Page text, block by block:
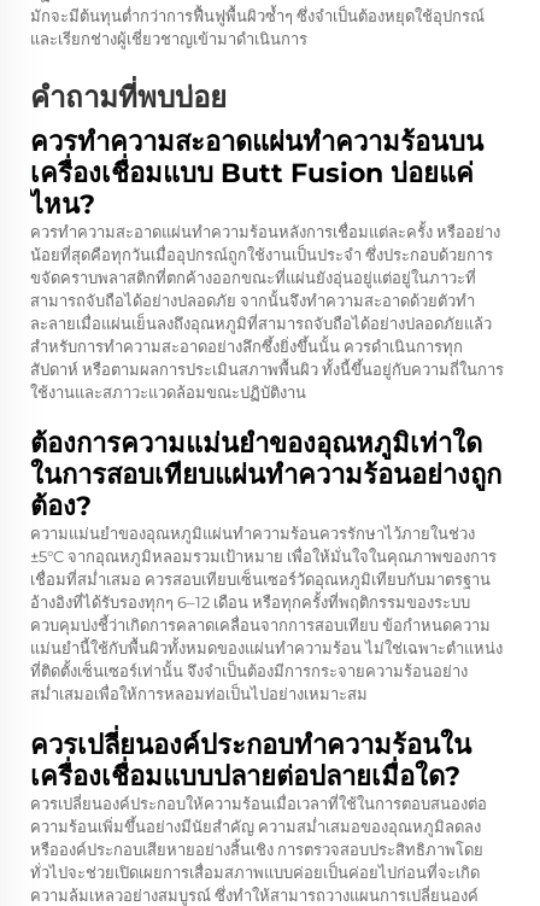
มักจะมีต้นทุนต่ำกว่าการฟื้นฟูพื้นผิวซ้ำๆ ซึ่งจำเป็นต้องหยุดใช้อุปกรณ์
และเรียกช่างผู้เชี่ยวชาญเข้ามาดำเนินการ
คำถามที่พบบ่อย
ควรทำความสะอาดแผ่นทำความร้อนบน
เครื่องเชื่อมแบบ Butt Fusion บ่อยแค่
ไหน?
ควรทำความสะอาดแผ่นทำความร้อนหลังการเชื่อมแต่ละครั้ง หรืออย่าง
น้อยที่สุดคือทุกวันเมื่ออุปกรณ์ถูกใช้งานเป็นประจำ ซึ่งประกอบด้วยการ
ขจัดคราบพลาสติกที่ตกค้างออกขณะที่แผ่นยังอุ่นอยู่แต่อยู่ในภาวะที่
สามารถจับถือได้อย่างปลอดภัย จากนั้นจึงทำความสะอาดด้วยตัวทำ
ละลายเมื่อแผ่นเย็นลงถึงอุณหภูมิที่สามารถจับถือได้อย่างปลอดภัยแล้ว
สำหรับการทำความสะอาดอย่างลึกซึ้งยิ่งขึ้นนั้น ควรดำเนินการทุก
สัปดาห์ หรือตามผลการประเมินสภาพพื้นผิว ทั้งนี้ขึ้นอยู่กับความถี่ในการ
ใช้งานและสภาวะแวดล้อมขณะปฏิบัติงาน
ต้องการความแม่นยำของอุณหภูมิเท่าใด
ในการสอบเทียบแผ่นทำความร้อนอย่างถูก
ต้อง?
ความแม่นยำของอุณหภูมิแผ่นทำความร้อนควรรักษาไว้ภายในช่วง
±5°C จากอุณหภูมิหลอมรวมเป้าหมาย เพื่อให้มั่นใจในคุณภาพของการ
เชื่อมที่สม่ำเสมอ ควรสอบเทียบเซ็นเซอร์วัดอุณหภูมิเทียบกับมาตรฐาน
อ้างอิงที่ได้รับรองทุกๆ 6–12 เดือน หรือทุกครั้งที่พฤติกรรมของระบบ
ควบคุมบ่งชี้ว่าเกิดการคลาดเคลื่อนจากการสอบเทียบ ข้อกำหนดความ
แม่นยำนี้ใช้กับพื้นผิวทั้งหมดของแผ่นทำความร้อน ไม่ใช่เฉพาะตำแหน่ง
ที่ติดตั้งเซ็นเซอร์เท่านั้น จึงจำเป็นต้องมีการกระจายความร้อนอย่าง
สม่ำเสมอเพื่อให้การหลอมท่อเป็นไปอย่างเหมาะสม
ควรเปลี่ยนองค์ประกอบทำความร้อนใน
เครื่องเชื่อมแบบปลายต่อปลายเมื่อใด?
ควรเปลี่ยนองค์ประกอบให้ความร้อนเมื่อเวลาที่ใช้ในการตอบสนองต่อ
ความร้อนเพิ่มขึ้นอย่างมีนัยสำคัญ ความสม่ำเสมอของอุณหภูมิลดลง
หรือองค์ประกอบเสียหายอย่างสิ้นเชิง การตรวจสอบประสิทธิภาพโดย
ทั่วไปจะช่วยเปิดเผยการเสื่อมสภาพแบบค่อยเป็นค่อยไปก่อนที่จะเกิด
ความล้มเหลวอย่างสมบูรณ์ ซึ่งทำให้สามารถวางแผนการเปลี่ยนองค์